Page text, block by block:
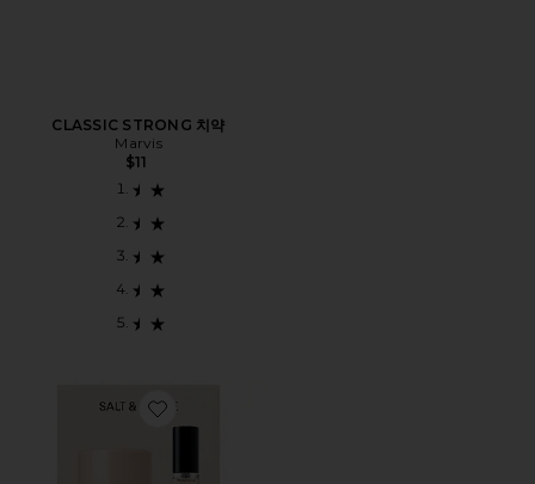
CLASSIC STRONG 치약
Marvis
$11
Favorite SAFFRON & CEDAR DEODORANT + MINI